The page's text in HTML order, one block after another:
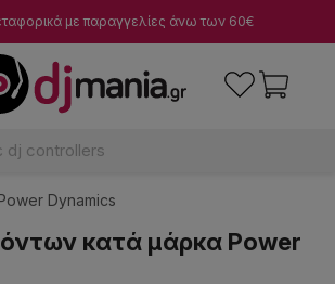
με παραγγελίες άνω των 60€
Dynamics
κατά μάρκα Power